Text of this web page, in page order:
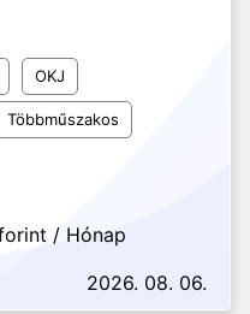
OKJ
Többműszakos
/ Hónap
2026. 08. 06.